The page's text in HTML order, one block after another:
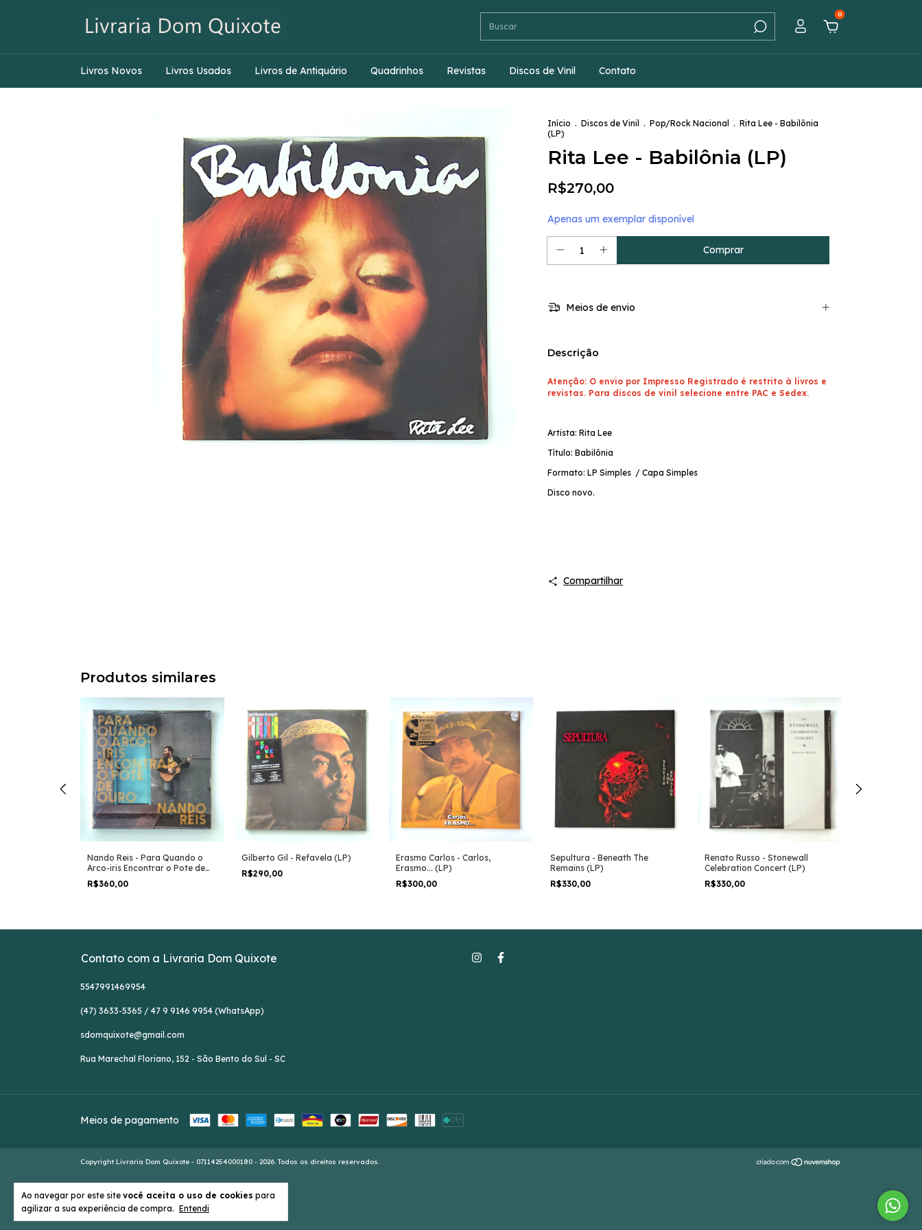
0
Livros Novos Livros Usados Livros de Antiquário Quadrinhos Revistas Discos de Vinil Contato
Ao navegar por este site você aceita o uso de cookies para
agilizar a sua experiência de compra. Entendi
Início . Discos de Vinil . Pop/Rock Nacional . Rita Lee - Babilônia
(LP)
Rita Lee - Babilônia (LP)
R$270,00
Apenas um exemplar disponível
Meios de envio
Descrição
Atenção: O envio por Impresso Registrado é restrito à livros e
revistas. Para discos de vinil selecione entre PAC e Sedex.
Artista: Rita Lee
Título: Babilônia
Formato: LP Simples / Capa Simples
Disco novo.
Compartilhar
Produtos similares
Nando Reis - Para Quando o
Arco-iris Encontrar o Pote de
Ouro (LP)
R$360,00
Gilberto Gil - Refavela (LP)
R$290,00
Erasmo Carlos - Carlos,
Erasmo... (LP)
R$300,00
Sepultura - Beneath The
Remains (LP)
R$330,00
Renato Russo - Stonewall
Celebration Concert (LP)
R$330,00
Contato com a Livraria Dom Quixote
5547991469954
(47) 3633-5365 / 47 9 9146 9954 (WhatsApp)
sdomquixote@gmail.com
Rua Marechal Floriano, 152 - São Bento do Sul - SC
Meios de pagamento
Copyright Livraria Dom Quixote - 07114254000180 - 2026. Todos os direitos reservados.